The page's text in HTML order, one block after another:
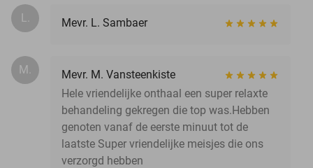
L. Mevr. L. Sambaer
M.
Mevr. M. Vansteenkiste
Hele vriendelijke onthaal een super relaxte
behandeling gekregen die top was.Hebben
genoten vanaf de eerste minuut tot de
laatste Super vriendelijke meisjes die ons
verzorgd hebben